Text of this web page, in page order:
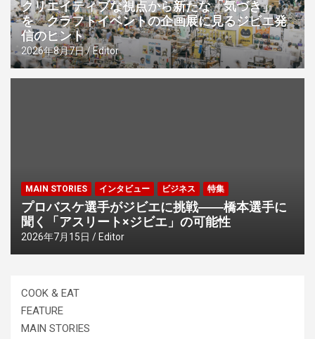
クリエイティブな視点から新たな「気づき」
を クラフトイベントの企画展に見るジビエ発
信のヒント
2026年8月7日 Editor
MAIN STORIES インタビュー ビジネス 特集
プロバスケ選手がジビエに挑戦――橋本選手に
聞く「アスリート×ジビエ」の可能性
2026年7月15日 Editor
COOK & EAT
FEATURE
MAIN STORIES